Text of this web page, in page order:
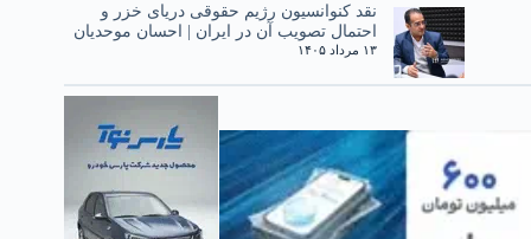
نقد کنوانسیون رژیم حقوقی دریای خزر و
احتمال تصویب آن در ایران | احسان موحدیان
۱۳ مرداد ۱۴۰۵